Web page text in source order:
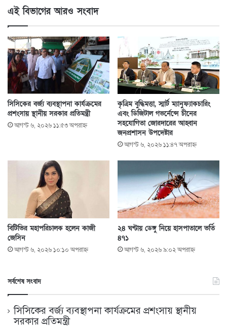
এই বিভাগের আরও সংবাদ
সিসিকের বর্জ্য ব্যবস্থাপনা কার্যক্রমের
প্রশংসায় স্থানীয় সরকার প্রতিমন্ত্রী
আগস্ট ৬, ২০২৬ ১১:৫৩ অপরাহ্ণ
কৃত্রিম বুদ্ধিমত্তা, স্মার্ট ম্যানুফ্যাকচারিং
এবং ডিজিটাল গভর্নেন্সে চীনের
সহযোগিতা জোরদারের আহ্বান
জনপ্রশাসন উপদেষ্টার
আগস্ট ৬, ২০২৬ ১১:৪৭ অপরাহ্ণ
বিটিভির মহাপরিচালক হলেন কাজী
জেসিন
আগস্ট ৬, ২০২৬ ১০:১০ অপরাহ্ণ
২৪ ঘণ্টায় ডেঙ্গু নিয়ে হাসপাতালে ভর্তি
৪৭১
আগস্ট ৬, ২০২৬ ৯:০২ অপরাহ্ণ
সর্বশেষ সংবাদ
সিসিকের বর্জ্য ব্যবস্থাপনা কার্যক্রমের প্রশংসায় স্থানীয়
সরকার প্রতিমন্ত্রী